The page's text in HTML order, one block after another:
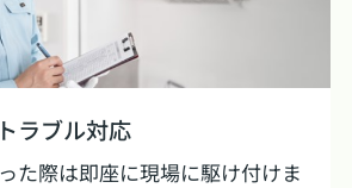
ラブル対応
た際は即座に現場に駆け付けま